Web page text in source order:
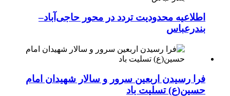
اطلاعیه محدودیت تردد در محور حاجی‌آباد–
بندرعباس
فرا رسیدن اربعین سرور و سالار شهیدان امام
حسین(ع) تسلیت باد